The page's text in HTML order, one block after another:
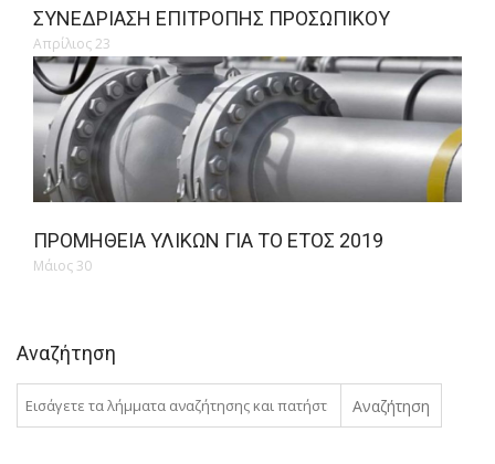
ΣΥΝΕΔΡΊΑΣΗ ΕΠΙΤΡΟΠΉΣ ΠΡΟΣΩΠΙΚΟΎ
Απρίλιος 23
ΠΡΟΜΉΘΕΙΑ ΥΛΙΚΏΝ ΓΙΑ ΤΟ ΈΤΟΣ 2019
Μάιος 30
Αναζήτηση
Αναζήτηση